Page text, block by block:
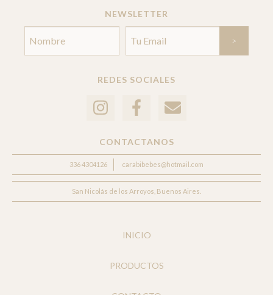
NEWSLETTER
REDES SOCIALES
CONTACTANOS
336 4304126 carabibebes@hotmail.com
San Nicolás de los Arroyos, Buenos Aires.
INICIO
PRODUCTOS